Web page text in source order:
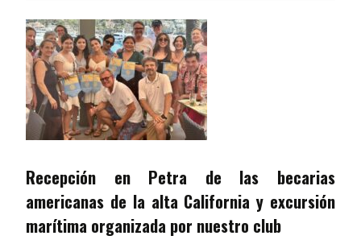
Recepción en Petra de las becarias
americanas de la alta California y excursión
marítima organizada por nuestro club